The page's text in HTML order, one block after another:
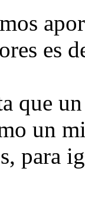
es
que
un
para